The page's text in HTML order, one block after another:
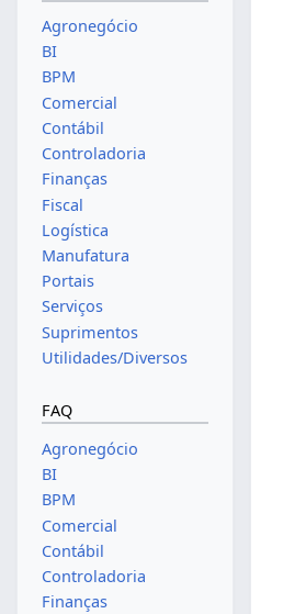
Agronegócio
BI
BPM
Comercial
Contábil
Controladoria
Finanças
Fiscal
Logística
Manufatura
Portais
Serviços
Suprimentos
Utilidades/Diversos
FAQ
Agronegócio
BI
BPM
Comercial
Contábil
Controladoria
Finanças